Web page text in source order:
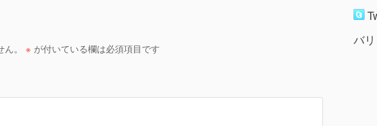
。 ※ が付いている欄は必須項目です
バ